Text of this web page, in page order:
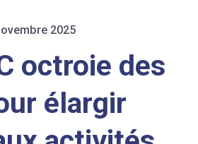
d'appareils
tactiles
peuvent
2025
octroie des
élargir